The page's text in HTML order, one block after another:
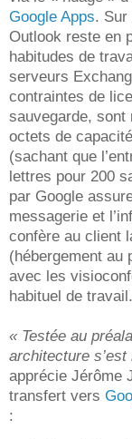
Google Apps. Sur
Outlook reste en
habitudes de
serveurs
contraintes de
sauvegarde, sont
octets de
(sachant que
lettres pour 200
par Google
messagerie et
confère au client
(hébergement au
avec les
habituel de travail.
« Testée au
architecture
apprécie Jérôme
transfert vers
: